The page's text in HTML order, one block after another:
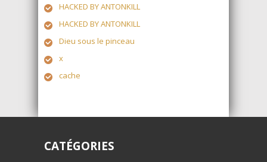
HACKED BY ANTONKILL
HACKED BY ANTONKILL
Dieu sous le pinceau
x
cache
CATÉGORIES